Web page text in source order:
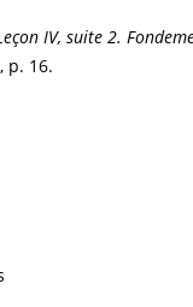
IV, suite 2.
p. 16.